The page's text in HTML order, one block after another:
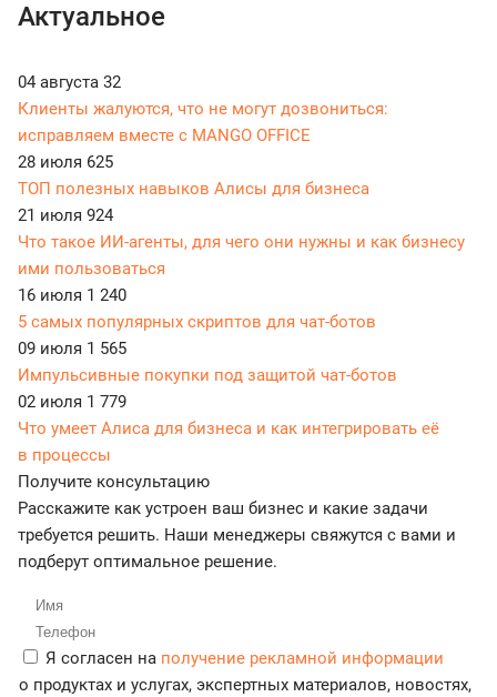
Актуальное
04 августа 32
Клиенты жалуются, что не могут дозвониться:
исправляем вместе с MANGO OFFICE
28 июля 625
ТОП полезных навыков Алисы для бизнеса
21 июля 924
Что такое ИИ-агенты, для чего они нужны и как бизнесу
ими пользоваться
16 июля 1 240
5 самых популярных скриптов для чат-ботов
09 июля 1 565
Импульсивные покупки под защитой чат-ботов
02 июля 1 779
Что умеет Алиса для бизнеса и как интегрировать её
в процессы
Получите консультацию
Расскажите как устроен ваш бизнес и какие задачи
требуется решить. Наши менеджеры свяжутся с вами и
подберут оптимальное решение.
Я согласен на получение рекламной информации
о продуктах и услугах, экспертных материалов, новостях,